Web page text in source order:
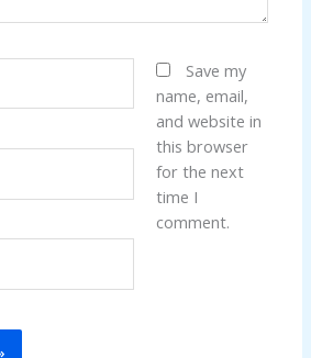
Save my
name, email,
and website in
this browser
for the next
time I
comment.